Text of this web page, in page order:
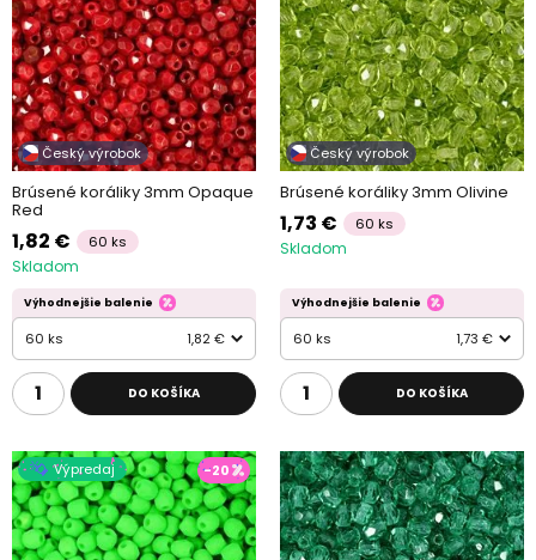
Český výrobok
Brúsené koráliky 3mm Opaque
Red
1,82 € 60 ks
Skladom
Výhodnejšie balenie
60 ks 1,82 €
DO KOŠÍKA
Český výrobok
Brúsené koráliky 3mm Olivine
1,73 € 60 ks
Skladom
Výhodnejšie balenie
60 ks 1,73 €
DO KOŠÍKA
Výpredaj -20